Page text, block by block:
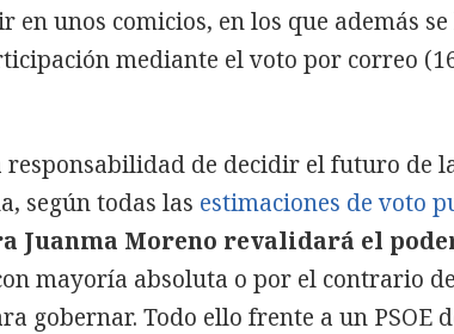
en unos comicios, en los que además
mediante el voto por correo
responsabilidad de decidir el futuro de
según todas las estimaciones de voto
Juanma Moreno revalidará el
mayoría absoluta o por el contrario
gobernar. Todo ello frente a un PSOE